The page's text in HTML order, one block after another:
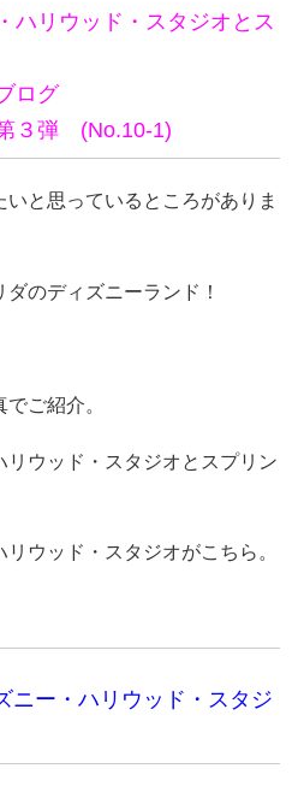
ハリウッド・スタジオとス
ログ
３弾 (No.10-1)
と思っているところがありま
のディズニーランド！
ご紹介。
ウッド・スタジオとスプリン
ウッド・スタジオがこちら。
ー・ハリウッド・スタジ